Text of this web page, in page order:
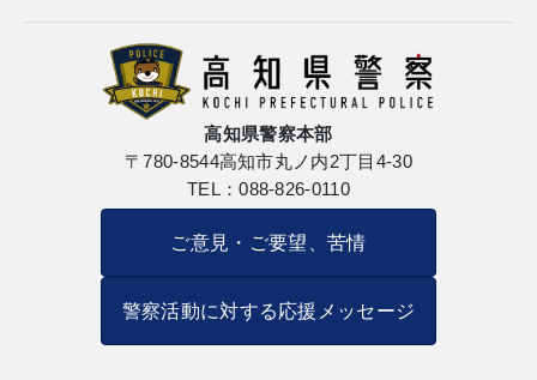
高知県警察本部
〒780-8544高知市丸ノ内2丁目4-30
TEL：088-826-0110
ご意見・ご要望、苦情
警察活動に対する応援メッセージ